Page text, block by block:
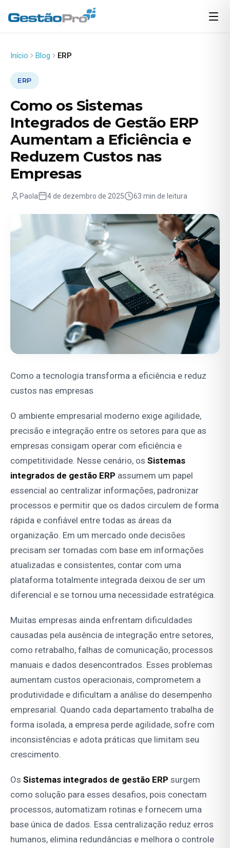
Início Blog ERP
ERP
Como os Sistemas
Integrados de Gestão ERP
Aumentam a Eficiência e
Reduzem Custos nas
Empresas
Paola 4 de dezembro de 2025 63 min de leitura
Como a tecnologia transforma a eficiência e reduz
custos nas empresas
O ambiente empresarial moderno exige agilidade,
precisão e integração entre os setores para que as
empresas consigam operar com eficiência e
competitividade. Nesse cenário, os Sistemas
integrados de gestão ERP assumem um papel
essencial ao centralizar informações, padronizar
processos e permitir que os dados circulem de forma
rápida e confiável entre todas as áreas da
organização. Em um mercado onde decisões
precisam ser tomadas com base em informações
atualizadas e consistentes, contar com uma
plataforma totalmente integrada deixou de ser um
diferencial e se tornou uma necessidade estratégica.
Muitas empresas ainda enfrentam dificuldades
causadas pela ausência de integração entre setores,
como retrabalho, falhas de comunicação, processos
manuais e dados desencontrados. Esses problemas
aumentam custos operacionais, comprometem a
produtividade e dificultam a análise do desempenho
empresarial. Quando cada departamento trabalha de
forma isolada, a empresa perde agilidade, sofre com
inconsistências e adota práticas que limitam seu
crescimento.
Os Sistemas integrados de gestão ERP surgem
como solução para esses desafios, pois conectam
processos, automatizam rotinas e fornecem uma
base única de dados. Essa centralização reduz erros
humanos, elimina redundâncias e melhora o controle